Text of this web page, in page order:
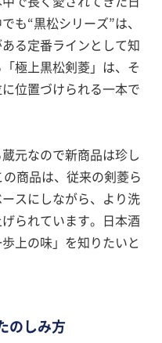
も“黒松シリーズ”は、
る定番ラインとして知
極上黒松剣菱」は、そ
位置づけられる一本で
元なので新商品は珍し
商品は、従来の剣菱ら
スにしながら、より洗
られています。日本酒
上の味」を知りたいと
のしみ方